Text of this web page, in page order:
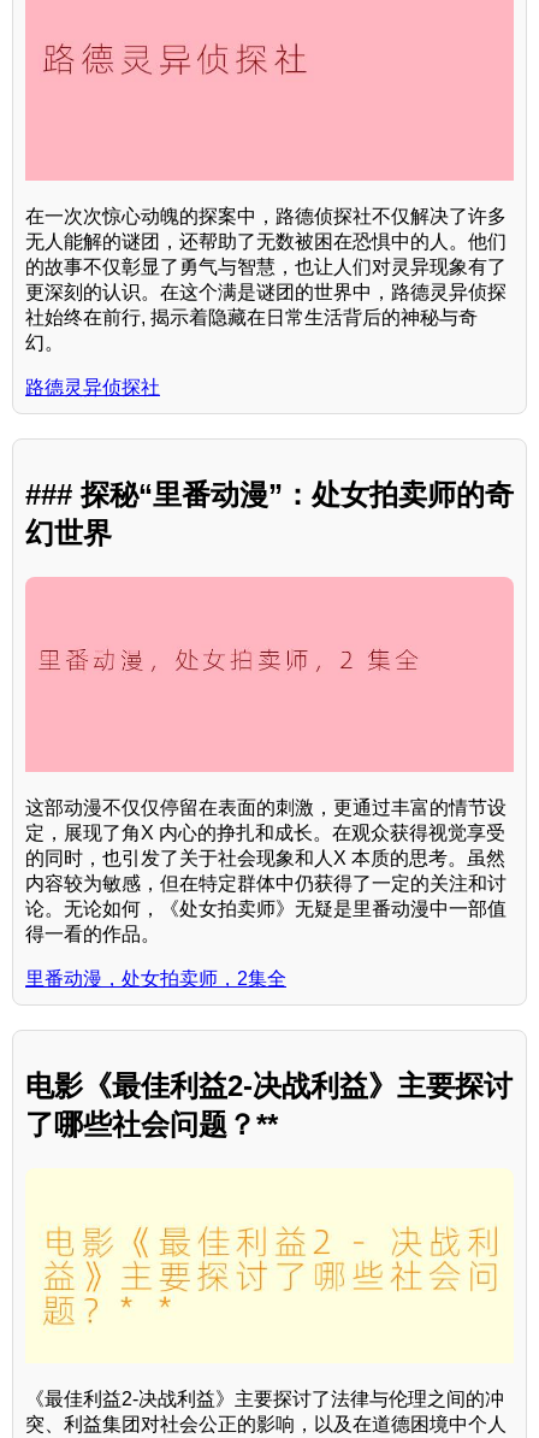
在一次次惊心动魄的探案中，路德侦探社不仅解决了许多
无人能解的谜团，还帮助了无数被困在恐惧中的人。他们
的故事不仅彰显了勇气与智慧，也让人们对灵异现象有了
更深刻的认识。在这个满是谜团的世界中，路德灵异侦探
社始终在前行, 揭示着隐藏在日常生活背后的神秘与奇
幻。
路德灵异侦探社
### 探秘“里番动漫”：处女拍卖师的奇
幻世界
这部动漫不仅仅停留在表面的刺激，更通过丰富的情节设
定，展现了角X 内心的挣扎和成长。在观众获得视觉享受
的同时，也引发了关于社会现象和人X 本质的思考。虽然
内容较为敏感，但在特定群体中仍获得了一定的关注和讨
论。无论如何，《处女拍卖师》无疑是里番动漫中一部值
得一看的作品。
里番动漫，处女拍卖师，2集全
电影《最佳利益2-决战利益》主要探讨
了哪些社会问题？**
《最佳利益2-决战利益》主要探讨了法律与伦理之间的冲
突、利益集团对社会公正的影响，以及在道德困境中个人